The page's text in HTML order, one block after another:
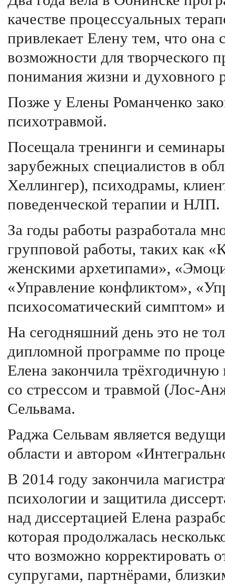
качестве процессуальных
привлекает Елену тем, что она
возможности для творческого
понимания жизни и духовного
Позже у Елены Романченко
психотравмой.
Посещала тренинги и
зарубежных специалистов в
Хеллингер), психодрамы,
поведенческой терапии и НЛП.
За годы работы разработала
групповой работы, таких как
женскими архетипами»,
«Управление конфликтом»,
психосоматический симптом»
На сегодняшний день это не
дипломной программе по
Елена закончила
со стрессом и травмой (Лос-
Сельвама.
Раджа Сельвам является
области и автором
В 2014 году закончила
психологии и защитила
над диссертацией Елена
которая продолжалась
что возможно корректировать
супругами, партнёрами,